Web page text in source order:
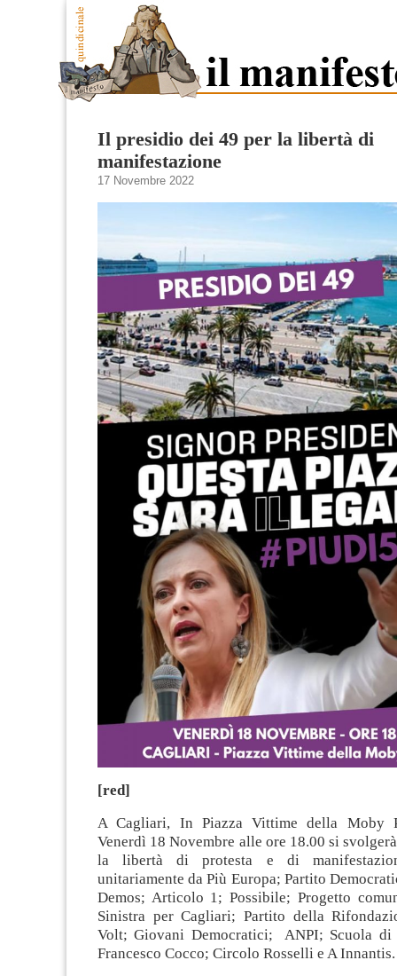
Il presidio dei 49 per la libertà di
manifestazione
17 Novembre 2022
[red]
A Cagliari, In Piazza Vittime della Moby
Venerdì 18 Novembre alle ore 18.00 si
la libertà di protesta e di
unitariamente da Più Europa; Partito
Demos; Articolo 1; Possibile; Progetto
Sinistra per Cagliari; Partito della
Volt; Giovani Democratici; ANPI; Scuola di
Francesco Cocco; Circolo Rosselli e A Innantis.